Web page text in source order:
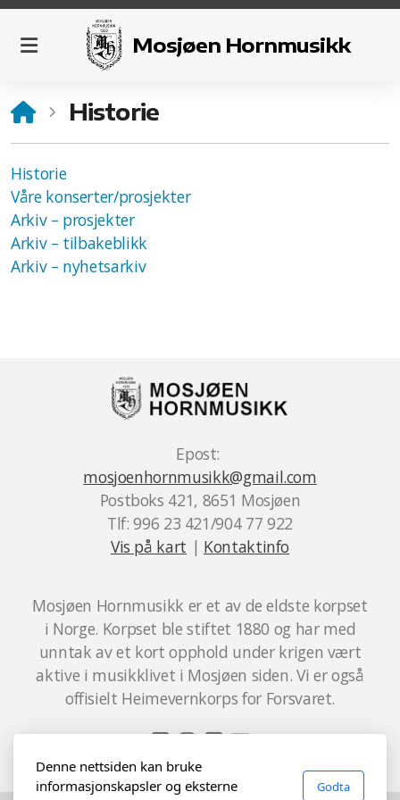
Mosjøen Hornmusikk
Historie
Historie
Våre konserter/prosjekter
Arkiv – prosjekter
Arkiv – tilbakeblikk
Arkiv – nyhetsarkiv
Epost:
mosjoenhornmusikk@gmail.com
Postboks 421, 8651 Mosjøen
Tlf: 996 23 421/904 77 922
Vis på kart | Kontaktinfo
Mosjøen Hornmusikk er et av de eldste korpset
i Norge. Korpset ble stiftet 1880 og har med
unntak av et kort opphold under krigen vært
aktive i musikklivet i Mosjøen siden. Vi er også
offisielt Heimevernkorps for Forsvaret.
Denne nettsiden kan bruke
informasjonskapsler og eksterne
Godta
Aktivitetsplan
Organisering
Arkiv – prosjekter
Arkiv – tilbakeblikk
Arkiv – nyhetsarkiv
Kontakt oss